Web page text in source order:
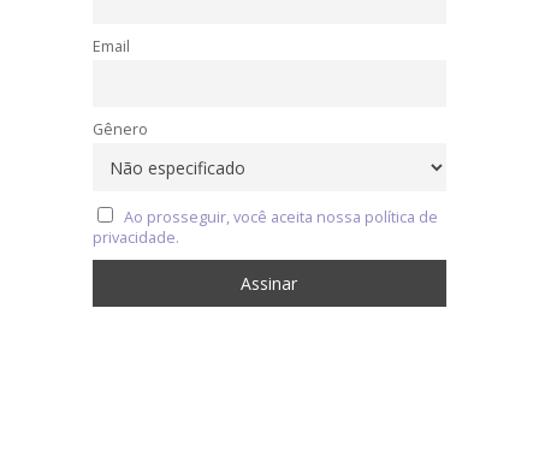
Email
Gênero
Ao prosseguir, você aceita nossa política de
privacidade.